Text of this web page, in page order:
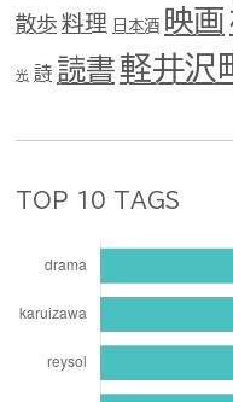
散歩 料理 日本酒 映画
光 詩 読書軽井沢
TOP 10 TAGS